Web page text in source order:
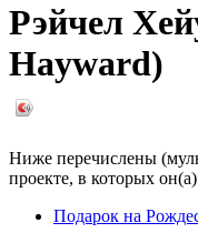
Рэйчел
Hayward)
Ниже перечислены
проекте, в которых
Подарок на